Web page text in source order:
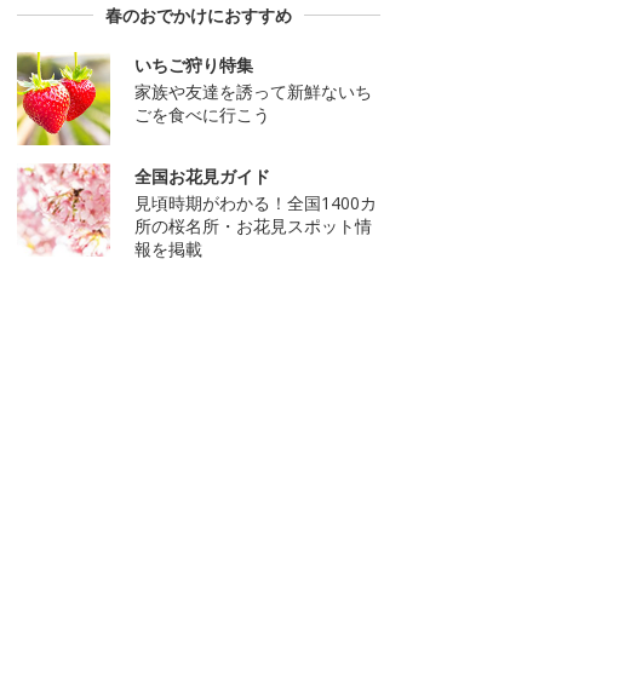
春のおでかけにおすすめ
いちご狩り特集
家族や友達を誘って新鮮ないち
ごを食べに行こう
全国お花見ガイド
見頃時期がわかる！全国1400カ
所の桜名所・お花見スポット情
報を掲載